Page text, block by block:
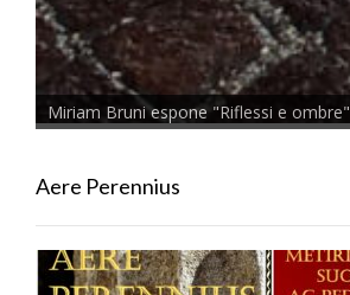
Miriam Bruni espone "Riflessi e ombre"
Aere Perennius